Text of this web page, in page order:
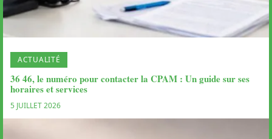
ACTUALITÉ
36 46, le numéro pour contacter la CPAM : Un guide sur ses
horaires et services
5 JUILLET 2026